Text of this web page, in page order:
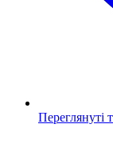
Переглянуті